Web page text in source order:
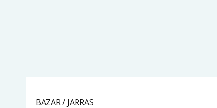
BAZAR / JARRAS